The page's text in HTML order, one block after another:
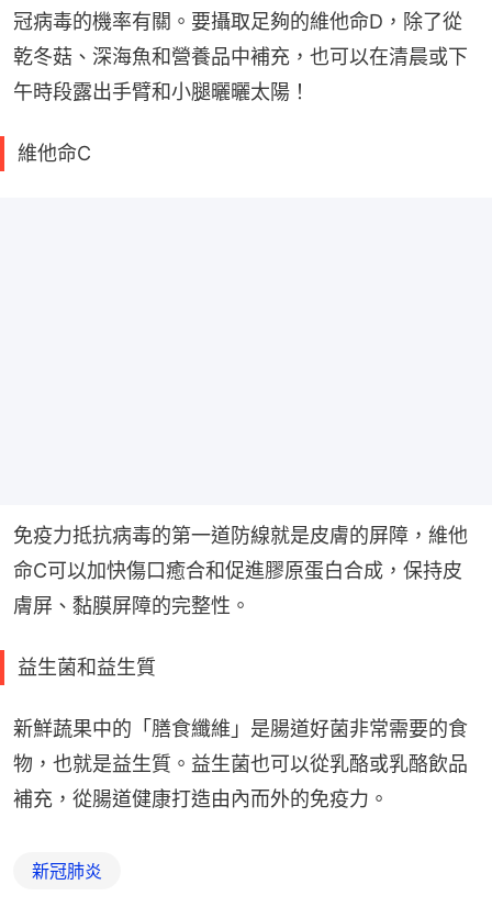
冠病毒的機率有關。要攝取足夠的維他命D，除了從
乾冬菇、深海魚和營養品中補充，也可以在清晨或下
午時段露出手臂和小腿曬曬太陽！
維他命C
免疫力抵抗病毒的第一道防線就是皮膚的屏障，維他
命C可以加快傷口癒合和促進膠原蛋白合成，保持皮
膚屏、黏膜屏障的完整性。
益生菌和益生質
新鮮蔬果中的「膳食纖維」是腸道好菌非常需要的食
物，也就是益生質。益生菌也可以從乳酪或乳酪飲品
補充，從腸道健康打造由內而外的免疫力。
新冠肺炎